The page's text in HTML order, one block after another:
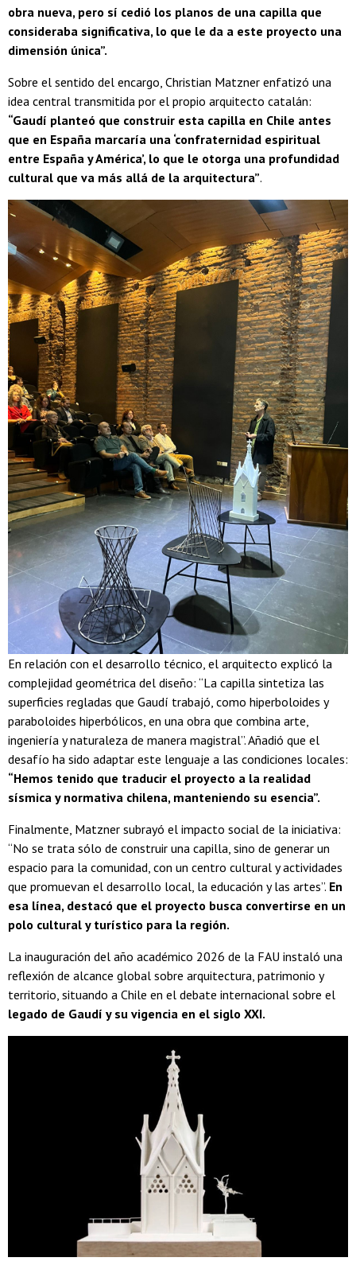
obra nueva, pero sí cedió los planos de una capilla que
consideraba significativa, lo que le da a este proyecto una
dimensión única”.
Sobre el sentido del encargo, Christian Matzner enfatizó una
idea central transmitida por el propio arquitecto catalán:
“Gaudí planteó que construir esta capilla en Chile antes
que en España marcaría una ‘confraternidad espiritual
entre España y América’, lo que le otorga una profundidad
cultural que va más allá de la arquitectura”.
En relación con el desarrollo técnico, el arquitecto explicó la
complejidad geométrica del diseño: “La capilla sintetiza las
superficies regladas que Gaudí trabajó, como hiperboloides y
paraboloides hiperbólicos, en una obra que combina arte,
ingeniería y naturaleza de manera magistral”. Añadió que el
desafío ha sido adaptar este lenguaje a las condiciones locales:
“Hemos tenido que traducir el proyecto a la realidad
sísmica y normativa chilena, manteniendo su esencia”.
Finalmente, Matzner subrayó el impacto social de la iniciativa:
“No se trata sólo de construir una capilla, sino de generar un
espacio para la comunidad, con un centro cultural y actividades
que promuevan el desarrollo local, la educación y las artes”. En
esa línea, destacó que el proyecto busca convertirse en un
polo cultural y turístico para la región.
La inauguración del año académico 2026 de la FAU instaló una
reflexión de alcance global sobre arquitectura, patrimonio y
territorio, situando a Chile en el debate internacional sobre el
legado de Gaudí y su vigencia en el siglo XXI.